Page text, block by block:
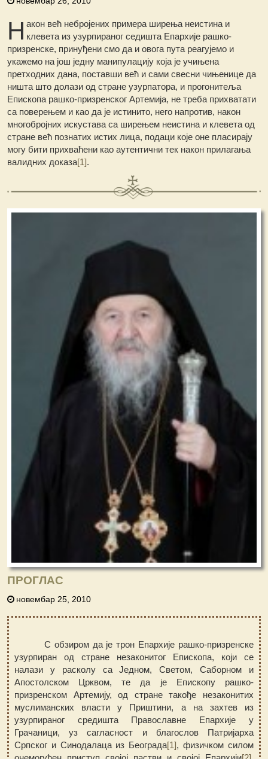
Н акон већ небројених примера ширења неистина и
клевета из узурпираног седишта Епархије рашко-
призренске, принуђени смо да и овога пута реагујемо и
укажемо на још једну манипулацију која је учињена
претходних дана, поставши већ и сами свесни чињенице да
ништа што долази од стране узурпатора, и прогонитеља
Епископа рашко-призренског Артемија, не треба прихватати
са поверењем и као да је истинито, него напротив, након
многобројних искустава са ширењем неистина и клевета од
стране већ познатих истих лица, подаци које оне пласирају
могу бити прихваћени као аутентични тек након прилагања
валидних доказа[1].
ПРОГЛАС
новембар 25, 2010
С обзиром да је трон Епархије рашко-призренске
узурпиран од стране незаконитог Епископа, који се
налази у расколу са Једном, Светом, Саборном и
Апостолском Црквом, те да је Епископу рашко-
призренском Артемију, од стране такође незаконитих
муслиманских власти у Приштини, а на захтев из
узурпираног средишта Православне Епархије у
Грачаници, уз сагласност и благослов Патријарха
Српског и Синодалаца из Београда[1], физичком силом